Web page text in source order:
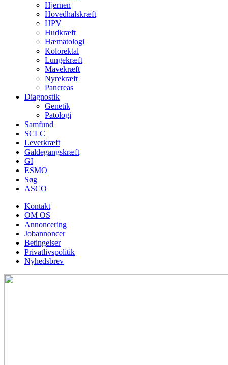
Hjernen
Hovedhalskræft
HPV
Hudkræft
Hæmatologi
Kolorektal
Lungekræft
Mavekræft
Nyrekræft
Pancreas
Diagnostik
Genetik
Patologi
Samfund
SCLC
Leverkræft
Galdegangskræft
GI
ESMO
Søg
ASCO
Kontakt
OM OS
Annoncering
Jobannoncer
Betingelser
Privatlivspolitik
Nyhedsbrev